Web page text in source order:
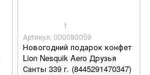
1
Артикул: 000080059
Новогодний подарок конфет
Lion Nesquik Aero Друзья
Санты 339 г. (8445291470347)